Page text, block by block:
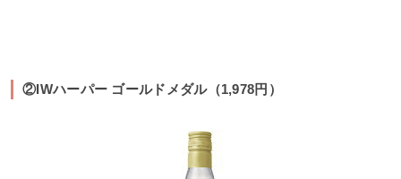
②IWハーパー ゴールドメダル（1,978円）